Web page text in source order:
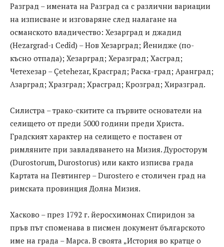
Разград – имената на Разград са с различни вариации
на изписване и изговаряне след налагане на
османското владичество: Хезарград и джадид
(Hezargrad-ı Cedîd) – Нов Хезарград; Йенидже (по-
късно отпада); Хезарград; Херазград; Хасград;
Четехезар – Çetehezar, Красград; Раска-град; Аранград;
Азарград; Хразград; Храсград; Крозград; Хиразград.
Силистра – трако-скитите са първите основатели на
селището от преди 5000 години преди Христа.
Градският характер на селището е поставен от
римляните при завладяването на Мизия. Дуросторум
(Durostorum, Durostorus) или както изписва града
Картата на Певтингер – Durostero е столичен град на
римската провинция Долна Мизия.
Хасково – през 1792 г. йеросхимонах Спиридон за
пръв път споменава в писмен документ българското
име на града – Марса. В своята „История во кратце о